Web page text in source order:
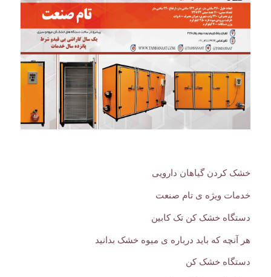
خشک کردن گیاهان دارویی
خدمات ویژه ی تام صنعت
دستگاه خشک کن تک کابین
هر آنچه که باید درباره ی میوه خشک بدانید
دستگاه خشک کن